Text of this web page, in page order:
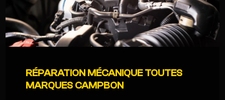
RÉPARATION MÉCANIQUE TOUTES
MARQUES CAMPBON